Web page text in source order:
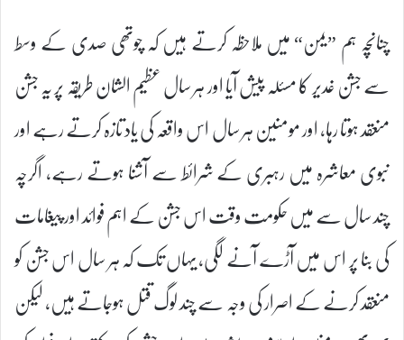
چنانچہ ہم ”یمن“ میں ملاحظہ کرتے ہیں کہ چوتھی صدی کے وسط
سے جشن غدیر کا مسئلہ پیش آیا اور ہر سال عظیم الشان طریقہ پر یہ جشن
منعقد ہوتا رہا، اور مومنین ہر سال اس واقعہ کی یاد تازہ کرتے رہے اور
نبوی معاشرہ میں رہبری کے شرائط سے آشنا ہوتے رہے، اگرچہ
چند سال سے میں حکومت وقت اس جشن کے اہم فوائد اور پیغامات
کی بنا پر اس میں آڑے آنے لگی، یہاں تک کہ ہر سال اس جشن کو
منعقد کرنے کے اصرار کی وجہ سے چند لوگ قتل ہوجاتے ہیں، لیکن